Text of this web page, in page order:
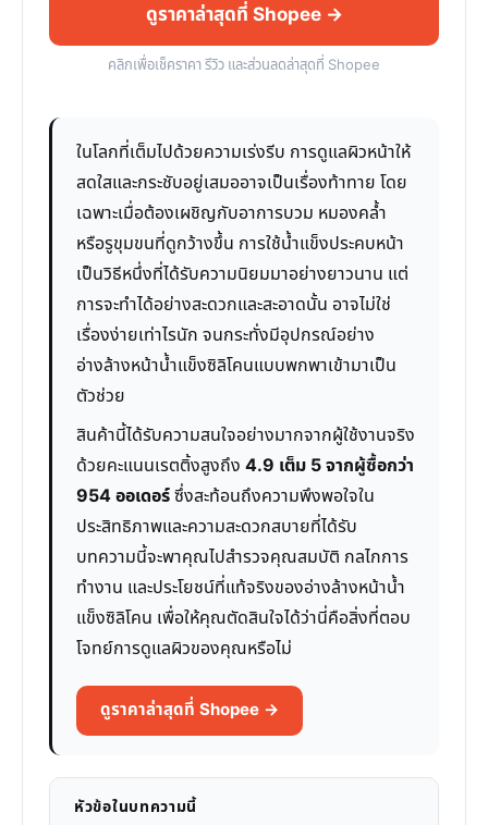
ดูราคาล่าสุดที่ Shopee →
คลิกเพื่อเช็คราคา รีวิว และส่วนลดล่าสุดที่ Shopee
ในโลกที่เต็มไปด้วยความเร่งรีบ การดูแลผิวหน้าให้
สดใสและกระชับอยู่เสมออาจเป็นเรื่องท้าทาย โดย
เฉพาะเมื่อต้องเผชิญกับอาการบวม หมองคล้ำ
หรือรูขุมขนที่ดูกว้างขึ้น การใช้น้ำแข็งประคบหน้า
เป็นวิธีหนึ่งที่ได้รับความนิยมมาอย่างยาวนาน แต่
การจะทำได้อย่างสะดวกและสะอาดนั้น อาจไม่ใช่
เรื่องง่ายเท่าไรนัก จนกระทั่งมีอุปกรณ์อย่าง
อ่างล้างหน้าน้ำแข็งซิลิโคนแบบพกพาเข้ามาเป็น
ตัวช่วย
สินค้านี้ได้รับความสนใจอย่างมากจากผู้ใช้งานจริง
ด้วยคะแนนเรตติ้งสูงถึง 4.9 เต็ม 5 จากผู้ซื้อกว่า
954 ออเดอร์ซึ่งสะท้อนถึงความพึงพอใจใน
ประสิทธิภาพและความสะดวกสบายที่ได้รับ
บทความนี้จะพาคุณไปสำรวจคุณสมบัติ กลไกการ
ทำงาน และประโยชน์ที่แท้จริงของอ่างล้างหน้าน้ำ
แข็งซิลิโคน เพื่อให้คุณตัดสินใจได้ว่านี่คือสิ่งที่ตอบ
โจทย์การดูแลผิวของคุณหรือไม่
ดูราคาล่าสุดที่ Shopee →
หัวข้อในบทความนี้